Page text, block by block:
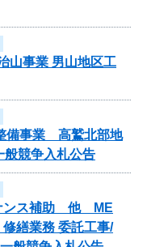
山事業 男山地区工
備事業 高鷲北部地
競争入札公告
ンス補助 他 ME
繕業務 委託工事/